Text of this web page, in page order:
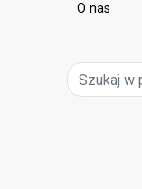
O nas